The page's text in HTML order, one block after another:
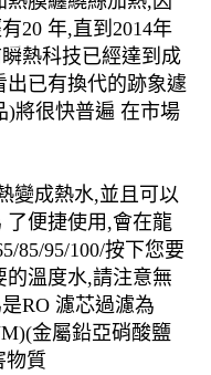
20 年,直到2014年
熱科技已經達到成
已有換代的跡象遽
)將很快普遍 在市場
變成熱水,並且可以
便捷使用,會在龍
85/95/100/按下您要
的溫度水,請注意無
RO 濾芯過濾為
金屬鉛亞硝酸鹽
物質